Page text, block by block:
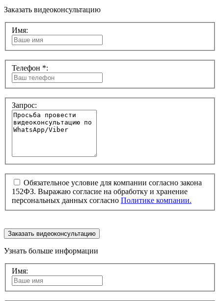
Заказать видеоконсультацию
Имя:
Телефон *:
Запрос:
Обязательное условие для компании согласно закона
152ФЗ. Выражаю согласие на обработку и хранение
персональных данных согласно Политике компании.
Заказать видеоконсультацию
Узнать больше информации
Имя: